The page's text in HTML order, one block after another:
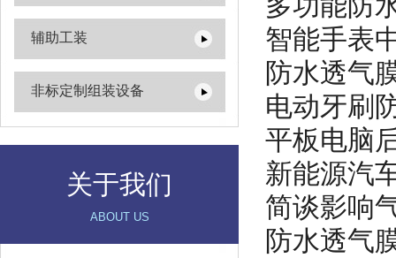
辅助工装
非标定制组装设备
关于我们
ABOUT US
智能手表
防水透气
电动牙刷
平板电脑
新能源汽
简谈影响
防水透气